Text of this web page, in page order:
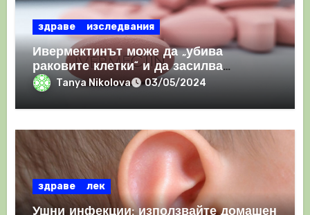
здраве изследвания
Ивермектинът може да „убива
раковите клетки“ и да засилва
имунния отговор
Tanya Nikolova 03/05/2024
здраве лек
Ушни инфекции: използвайте домашен